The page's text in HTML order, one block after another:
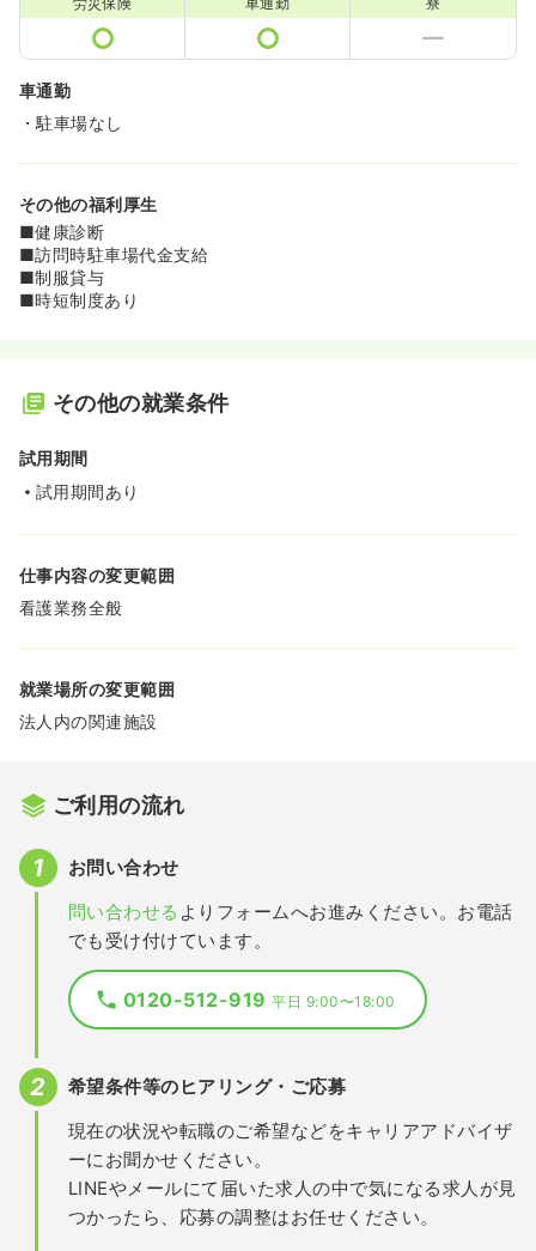
車通勤
・駐車場なし
その他の福利厚生
■健康診断
■訪問時駐車場代金支給
■制服貸与
■時短制度あり
その他の就業条件
試用期間
試用期間あり
仕事内容の変更範囲
看護業務全般
就業場所の変更範囲
法人内の関連施設
ご利用の流れ
お問い合わせ
問い合わせる よりフォームへお進みください。お電話
でも受け付けています。
0120-512-919平日 9:00〜18:00
希望条件等のヒアリング・ご応募
現在の状況や転職のご希望などをキャリアアドバイザ
ーにお聞かせください。
LINEやメールにて届いた求人の中で気になる求人が見
つかったら、応募の調整はお任せください。